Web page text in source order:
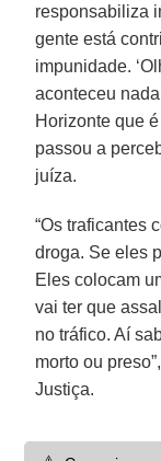
responsabiliza
gente está
impunidade.
aconteceu
Horizonte que
passou a
juíza.
“Os traficantes
droga. Se eles
Eles colocam
vai ter que
no tráfico. Aí
morto ou
Justiça.